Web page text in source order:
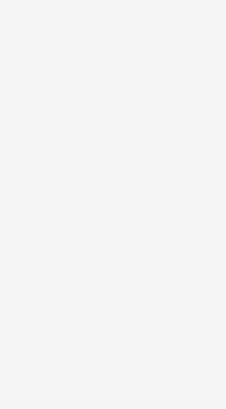
展了「田野」本身的定義。在AI
士的參考書，同時也可以帶著我
人、離島出版總編輯）
變革。本書作者們從他們多元創
務上皆貼心周到而實用的指引。
們都需要「田野」的能力。這本
現場，為不同型態場域的田野調
學西灣學院助理教授、《百工